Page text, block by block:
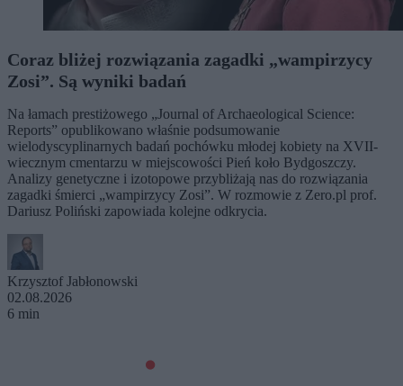
Coraz bliżej rozwiązania zagadki „wampirzycy
Zosi”. Są wyniki badań
Na łamach prestiżowego „Journal of Archaeological Science:
Reports” opublikowano właśnie podsumowanie
wielodyscyplinarnych badań pochówku młodej kobiety na XVII-
wiecznym cmentarzu w miejscowości Pień koło Bydgoszczy.
Analizy genetyczne i izotopowe przybliżają nas do rozwiązania
zagadki śmierci „wampirzycy Zosi”. W rozmowie z Zero.pl prof.
Dariusz Poliński zapowiada kolejne odkrycia.
Krzysztof Jabłonowski
02.08.2026
6 min